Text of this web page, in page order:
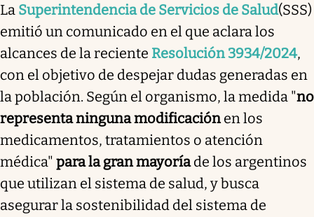
La Superintendencia de Servicios de Salud(SSS)
emitió un comunicado en el que aclara los
alcances de la reciente Resolución 3934/2024,
con el objetivo de despejar dudas generadas en
la población. Según el organismo, la medida "no
representa ninguna modificaciónen los
medicamentos, tratamientos o atención
médica" para la gran mayoríade los argentinos
que utilizan el sistema de salud, y busca
asegurar la sostenibilidad del sistema de